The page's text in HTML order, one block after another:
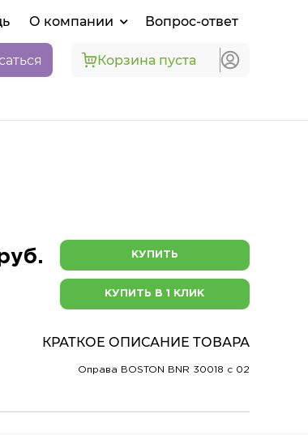
О компании Вопрос-ответ
Корзина пуста
КУПИТЬ
КУПИТЬ В 1 КЛИК
КРАТКОЕ ОПИСАНИЕ ТОВАРА
Оправа BOSTON BNR 30018 c 02